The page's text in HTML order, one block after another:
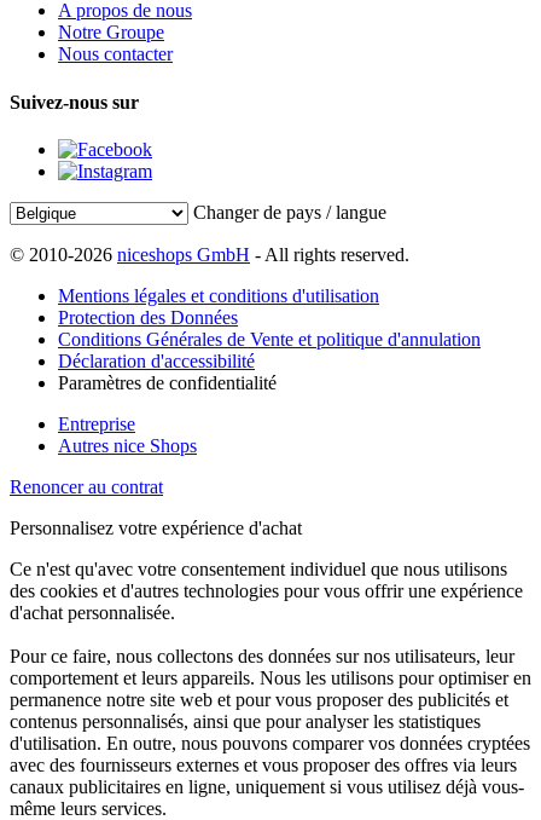
A propos de nous
Notre Groupe
Nous contacter
Suivez-nous sur
Changer de pays / langue
© 2010-2026 niceshops GmbH - All rights reserved.
Mentions légales et conditions d'utilisation
Protection des Données
Conditions Générales de Vente et politique d'annulation
Déclaration d'accessibilité
Paramètres de confidentialité
Entreprise
Autres nice Shops
Renoncer au contrat
Personnalisez votre expérience d'achat
Ce n'est qu'avec votre consentement individuel que nous utilisons
des cookies et d'autres technologies pour vous offrir une expérience
d'achat personnalisée.
Pour ce faire, nous collectons des données sur nos utilisateurs, leur
comportement et leurs appareils. Nous les utilisons pour optimiser en
permanence notre site web et pour vous proposer des publicités et
contenus personnalisés, ainsi que pour analyser les statistiques
d'utilisation. En outre, nous pouvons comparer vos données cryptées
avec des fournisseurs externes et vous proposer des offres via leurs
canaux publicitaires en ligne, uniquement si vous utilisez déjà vous-
même leurs services.